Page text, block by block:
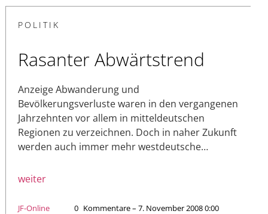
POLITIK
Rasanter Abwärtstrend
Anzeige Abwanderung und
Bevölkerungsverluste waren in den vergangenen
Jahrzehnten vor allem in mitteldeutschen
Regionen zu verzeichnen. Doch in naher Zukunft
werden auch immer mehr westdeutsche…
weiter
JF-Online 0 Kommentare – 7. November 2008 0:00